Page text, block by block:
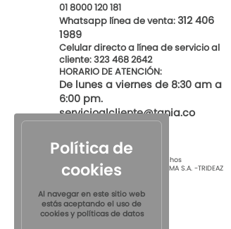
01 8000 120 181
Whatsapp línea de venta:312 406
1989
Celular directo a línea de servicio al
cliente: 323 468 2642
HORARIO DE ATENCIÓN:
De lunes a viernes de 8:30 am a
6:00 pm.
servicioalcliente@tania.co
© 2021 por Tania Todos los derechos
ReservadosTIENDAS DE ROPA INTIMA S.A. -TRIDEAZ
S.A. Nit 890.901.218-4
Política de
cookies
Al navegar en este sitio web
estás aceptando el uso de
cookies y políticas de datos